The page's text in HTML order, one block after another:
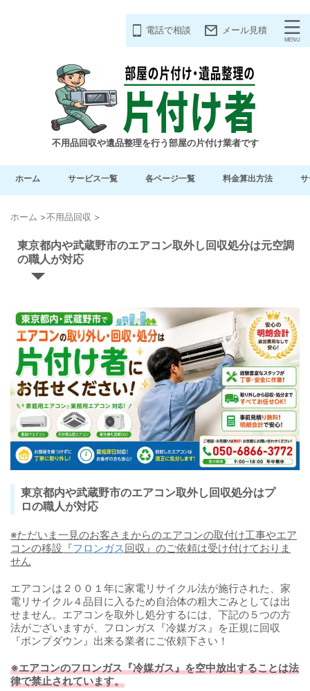
電話で相談 メール見積
不用品回収や遺品整理を行う部屋の片付け業者です
ホーム サービス一覧 各ページ一覧 料金算出方法
ホーム >不用品回収 >
東京都内や武蔵野市のエアコン取外し回収処分は元空調
の職人が対応
東京都内や武蔵野市のエアコン取外し回収処分はプ
ロの職人が対応
※ただいま一見のお客さまからのエアコンの取付け工事やエア
コンの移設『フロンガス回収』のご依頼は受け付けておりま
せん
エアコンは２００１年に家電リサイクル法が施行された、家
電リサイクル４品目に入るため自治体の粗大ごみとしては出
せません。エアコンを取外し処分するには、下記の５つの方
法がございますが、フロンガス『冷媒ガス』を正規に回収
『ポンプダウン』出来る業者にご依頼下さい！
※エアコンのフロンガス『冷媒ガス』を空中放出することは法
律で禁止されています。